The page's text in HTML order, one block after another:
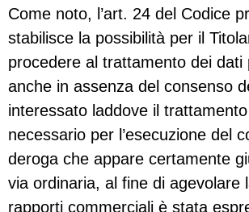
Come noto, l’art. 24 del Codice
stabilisce la possibilità per il
procedere al trattamento dei dati
anche in assenza del consenso
interessato laddove il
necessario per l’esecuzione del
deroga che appare certamente
via ordinaria, al fine di agevolare
rapporti commerciali è stata